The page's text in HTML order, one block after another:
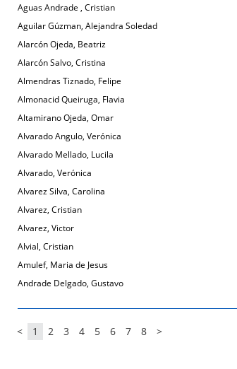
Aguas Andrade , Cristian
Aguilar Gúzman, Alejandra Soledad
Alarcón Ojeda, Beatriz
Alarcón Salvo, Cristina
Almendras Tiznado, Felipe
Almonacid Queiruga, Flavia
Altamirano Ojeda, Omar
Alvarado Angulo, Verónica
Alvarado Mellado, Lucila
Alvarado, Verónica
Alvarez Silva, Carolina
Alvarez, Cristian
Alvarez, Victor
Alvial, Cristian
Amulef, Maria de Jesus
Andrade Delgado, Gustavo
< 1 2 3 4 5 6 7 8 >